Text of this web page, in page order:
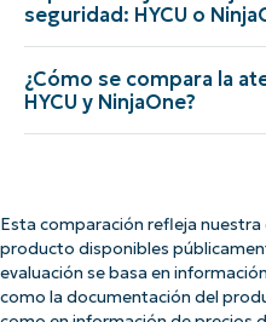
seguridad: HYCU o
¿Cómo se compara la
HYCU y NinjaOne?
Esta comparación refleja
producto disponibles
evaluación se basa en
como la documentación del